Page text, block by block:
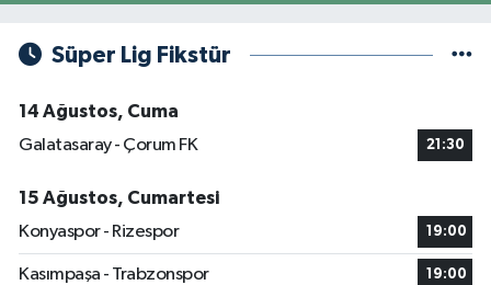
Süper Lig Fikstür
14 Ağustos, Cuma
Galatasaray - Çorum FK
21:30
15 Ağustos, Cumartesi
Konyaspor - Rizespor
19:00
Kasımpaşa - Trabzonspor 19:00